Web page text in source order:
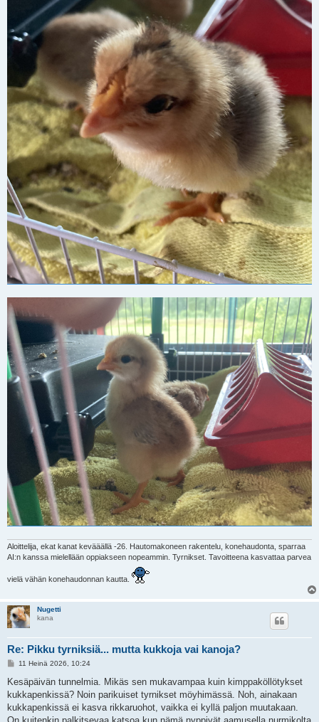
Aloittelija, ekat kanat kevääällä -26. Hautomakoneen rakentelu, konehaudonta, sparraa
AI:n kanssa mielellään oppiakseen nopeammin. Tyrnikset. Tavoitteena kasvattaa parvea
vielä vähän konehaudonnan kautta.
Nugetti
kana
Re: Pikku tyrniksiä... mutta kukkoja vai kanoja?
V
e
t
i
11 Heinä 2026, 10:24
Kesäpäivän tunnelmia. Mikäs sen mukavampaa kuin kimppaköllötykset
kukkapenkissä? Noin parikuiset tyrnikset möyhimässä. Noh, ainakaan
kukkapenkissä ei kasva rikkaruohot, vaikka ei kyllä paljon muutakaan.